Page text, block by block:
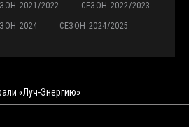
2021/2022 СЕЗОН 2022/2023
2024 СЕЗОН 2024/2025
«Луч-Энергию»